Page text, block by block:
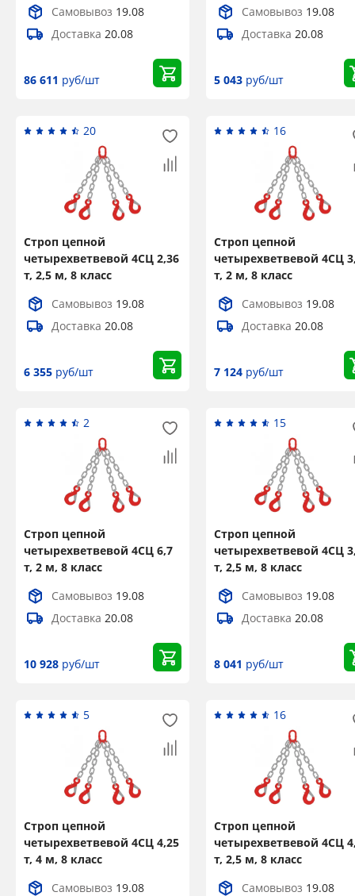
Самовывоз 19.08
Доставка 20.08
86 611 руб/шт
Самовывоз 19.08
Доставка20.08
5 043 руб/шт
20
Строп цепной
четырехветвевой 4СЦ 2,36
т, 2,5 м, 8 класс
Самовывоз 19.08
Доставка 20.08
6 355 руб/шт
16
Строп цепной
четырехветвевой 4СЦ
т, 2 м, 8 класс
Самовывоз 19.08
Доставка20.08
7 124 руб/шт
2
Строп цепной
четырехветвевой 4СЦ 6,7
т, 2 м, 8 класс
Самовывоз 19.08
Доставка 20.08
10 928 руб/шт
15
Строп цепной
четырехветвевой 4СЦ
т, 2,5 м, 8 класс
Самовывоз 19.08
Доставка20.08
8 041 руб/шт
5
Строп цепной
четырехветвевой 4СЦ 4,25
т, 4 м, 8 класс
Самовывоз 19.08
16
Строп цепной
четырехветвевой 4СЦ
т, 2,5 м, 8 класс
Самовывоз 19.08